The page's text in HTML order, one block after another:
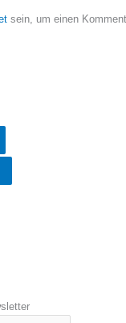
sein, um einen